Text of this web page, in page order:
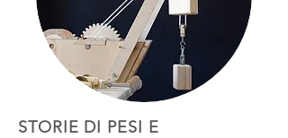
STORIE DI PESI E